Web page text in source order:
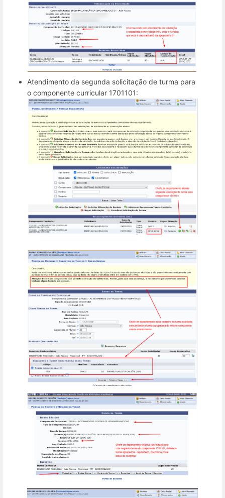
Atendimento da segunda solicitação de turma para
o componente curricular 1701101: